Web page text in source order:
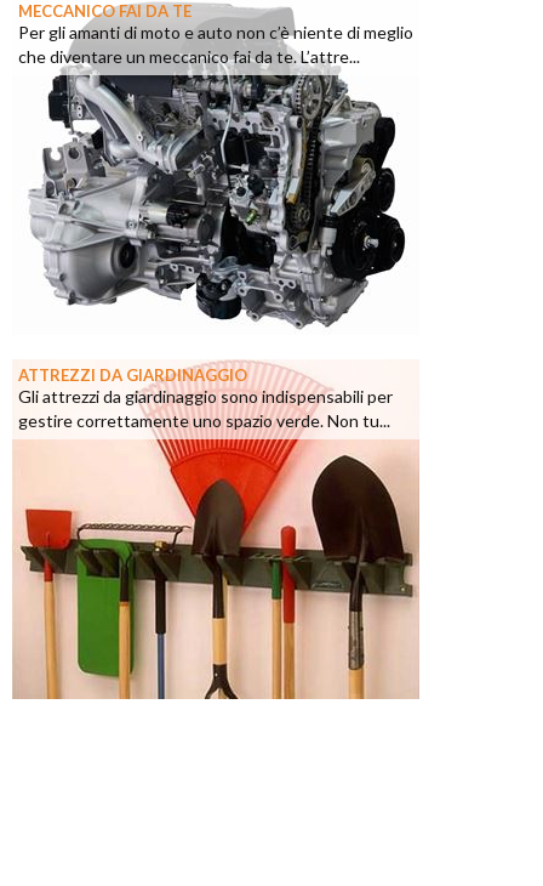
MECCANICO FAI DA TE
Per gli amanti di moto e auto non c’è niente di meglio
che diventare un meccanico fai da te. L’attre...
ATTREZZI DA GIARDINAGGIO
Gli attrezzi da giardinaggio sono indispensabili per
gestire correttamente uno spazio verde. Non tu...